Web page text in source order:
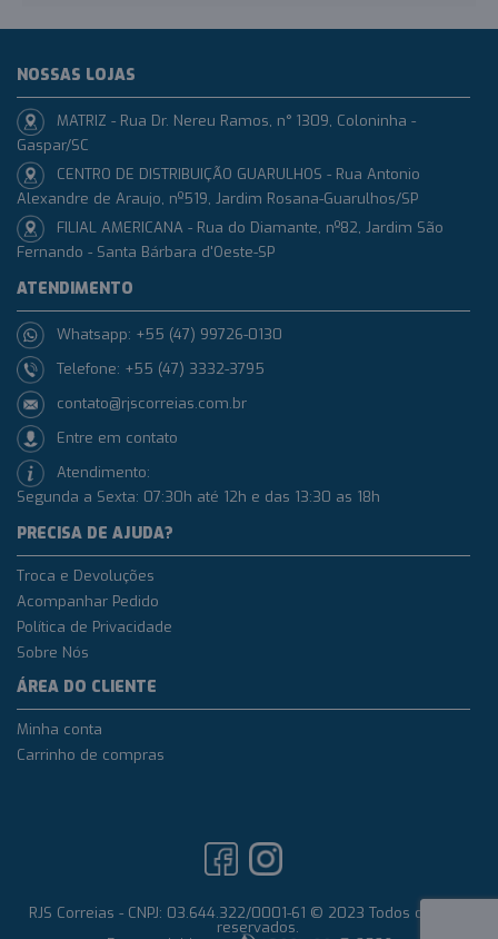
NOSSAS LOJAS
MATRIZ - Rua Dr. Nereu Ramos, n° 1309, Coloninha -
Gaspar/SC
CENTRO DE DISTRIBUIÇÃO GUARULHOS - Rua Antonio
Alexandre de Araujo, nº519, Jardim Rosana-Guarulhos/SP
FILIAL AMERICANA - Rua do Diamante, nº82, Jardim São
Fernando - Santa Bárbara d'Oeste-SP
ATENDIMENTO
Whatsapp: +55 (47) 99726-0130
Telefone: +55 (47) 3332-3795
contato@rjscorreias.com.br
Entre em contato
Atendimento:
Segunda a Sexta: 07:30h até 12h e das 13:30 as 18h
PRECISA DE AJUDA?
Troca e Devoluções
Acompanhar Pedido
Política de Privacidade
Sobre Nós
ÁREA DO CLIENTE
Minha conta
Carrinho de compras
RJS Correias - CNPJ: 03.644.322/0001-61 © 2023 Todos os direitos
reservados.